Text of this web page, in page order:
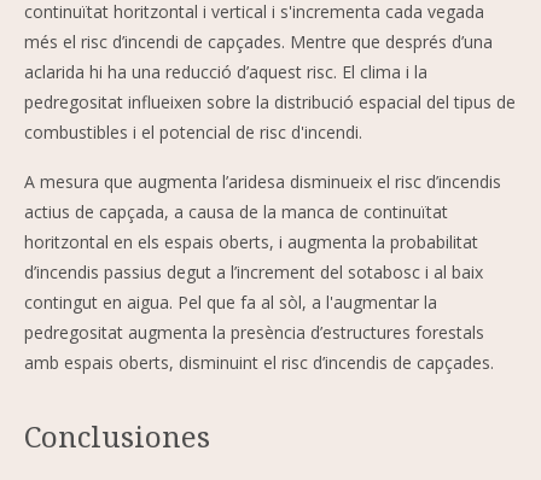
continuïtat horitzontal i vertical i s'incrementa cada vegada
més el risc d’incendi de capçades. Mentre que després d’una
aclarida hi ha una reducció d’aquest risc. El clima i la
pedregositat influeixen sobre la distribució espacial del tipus de
combustibles i el potencial de risc d'incendi.
A mesura que augmenta l’aridesa disminueix el risc d’incendis
actius de capçada, a causa de la manca de continuïtat
horitzontal en els espais oberts, i augmenta la probabilitat
d’incendis passius degut a l’increment del sotabosc i al baix
contingut en aigua. Pel que fa al sòl, a l'augmentar la
pedregositat augmenta la presència d’estructures forestals
amb espais oberts, disminuint el risc d’incendis de capçades.
Conclusiones